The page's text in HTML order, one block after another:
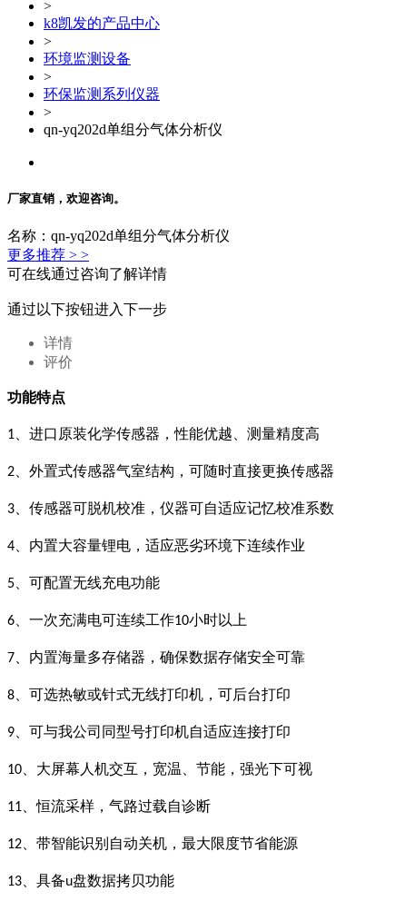
>
k8凯发的产品中心
>
环境监测设备
>
环保监测系列仪器
>
qn-yq202d单组分气体分析仪
厂家直销，欢迎咨询。
名称：qn-yq202d单组分气体分析仪
更多推荐 > >
可在线通过咨询了解详情
通过以下按钮进入下一步
详情
评价
功能特点
1 、进口原装化学传感器，性能优越、测量精度高
2 、外置式传感器气室结构，可随时直接更换传感器
3 、传感器可脱机校准，仪器可自适应记忆校准系数
4 、内置大容量锂电，适应恶劣环境下连续作业
5 、可配置无线充电功能
6 、一次充满电可连续工作10小时以上
7 、内置海量多存储器，确保数据存储安全可靠
8 、可选热敏或针式无线打印机，可后台打印
9 、可与我公司同型号打印机自适应连接打印
10 、大屏幕人机交互，宽温、节能，强光下可视
11 、恒流采样，气路过载自诊断
12 、带智能识别自动关机，最大限度节省能源
13 、具备u盘数据拷贝功能